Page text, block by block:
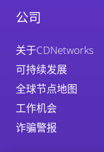
公司
关于CDNetworks
可持续发展
全球节点地图
工作机会
诈骗警报